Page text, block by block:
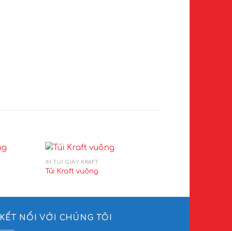
IN TÚI GIẤY KRAFT
Túi Kraft vuông
KẾT NỐI VỚI CHÚNG TÔI